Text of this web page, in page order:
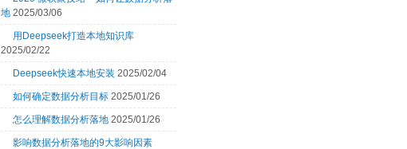
地 2025/03/06
用Deepseek打造本地知识库
2025/02/22
Deepseek快速本地安装 2025/02/04
如何确定数据分析目标 2025/01/26
怎么理解数据分析落地 2025/01/26
影响数据分析落地的9大影响因素